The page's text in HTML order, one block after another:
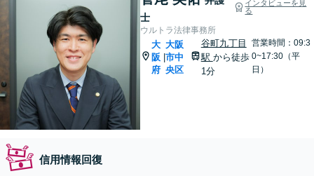
士
インタビューを見
る
ウルトラ法律事務所
大
阪
府
|
大阪
市中
央区
谷町九丁目
駅 から徒歩
1分
営業時間：09:3
0~17:30（平
日）
信用情報回復